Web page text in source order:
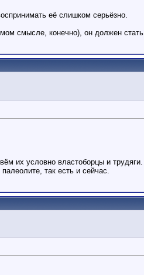
её слишком серьёзно.
смысле, конечно), он должен
их условно властоборцы и
так есть и сейчас.